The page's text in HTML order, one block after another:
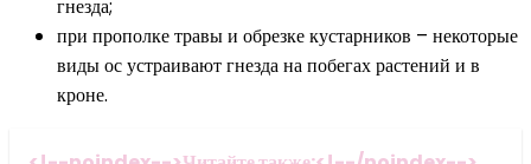
гнезда;
при прополке травы и обрезке кустарников – некоторые
виды ос устраивают гнезда на побегах растений и в
кроне.